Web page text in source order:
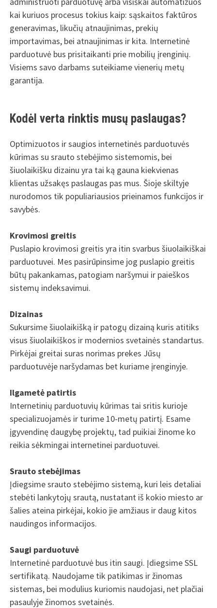
kai kuriuos procesus tokius kaip: sąskaitos faktūros
generavimas, likučių atnaujinimas, prekių
importavimas, bei atnaujinimas ir kita. Internetinė
parduotuvė bus prisitaikanti prie mobilių įrenginių.
Visiems savo darbams suteikiame vienerių metų
garantija.
Kodėl verta rinktis musų paslaugas?
Optimizuotos ir saugios internetinės parduotuvės
kūrimas su srauto stebėjimo sistemomis, bei
šiuolaikišku dizainu yra tai ką gauna kiekvienas
klientas užsakęs paslaugas pas mus. Šioje skiltyje
nurodomos tik populiariausios prieinamos funkcijos ir
savybės.
Krovimosi greitis
Puslapio krovimosi greitis yra itin svarbus šiuolaikiškai
parduotuvei. Mes pasirūpinsime jog puslapio greitis
būtų pakankamas, patogiam naršymui ir paieškos
sistemų indeksavimui.
Dizainas
Sukursime šiuolaikišką ir patogų dizainą kuris atitiks
visus šiuolaikiškos ir modernios svetainės standartus.
Pirkėjai greitai suras norimas prekes Jūsų
parduotuvėje naršydamas bet kuriame įrenginyje.
Ilgametė patirtis
Internetinių parduotuvių kūrimas tai sritis kurioje
specializuojamės ir turime 10-metų patirtį. Esame
įgyvendinę daugybę projektų, tad puikiai žinome ko
reikia sėkmingai internetinei parduotuvei.
Srauto stebėjimas
Įdiegsime srauto stebėjimo sistemą, kuri leis detaliai
stebėti lankytojų srautą, nustatant iš kokio miesto ar
šalies ateina pirkėjai, kokio jie amžiaus ir daug kitos
naudingos informacijos.
Saugi parduotuvė
Internetinė parduotuvė bus itin saugi. Įdiegsime SSL
sertifikatą. Naudojame tik patikimas ir žinomas
sistemas, bei modulius kuriomis naudojasi, net plačiai
pasaulyje žinomos svetainės.